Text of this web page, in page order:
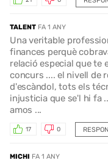
TALENT FA 1 ANY
Una veritable
finances perquè
relació especial que te
concurs .... el nivell de
d'escàndol, tots els
injusticia que se'l hi fa
amos ...
RESPON
17 0
MICHI FA 1 ANY